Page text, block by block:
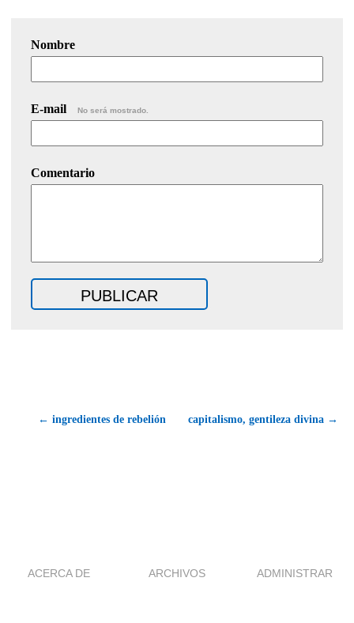
Nombre
E-mail No será mostrado.
Comentario
← ingredientes de rebelión capitalismo, gentileza divina →
ACERCA DE ARCHIVOS ADMINISTRAR